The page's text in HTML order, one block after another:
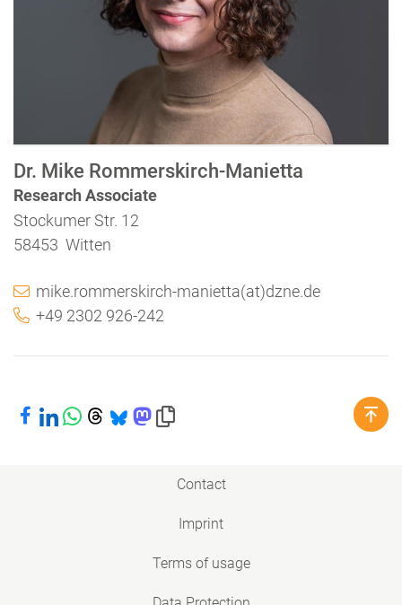
Dr. Mike Rommerskirch-Manietta
Research Associate
Stockumer Str. 12
58453 Witten
mike.rommerskirch-manietta(at)dzne.de
+49 2302 926-242
Share on Facebook
Share on LinkedIn
Share on WhatsApp
Share on Threads
Share on Bluesky
Share on Mastodon
Copy link to clipboard
Contact
Imprint
Terms of usage